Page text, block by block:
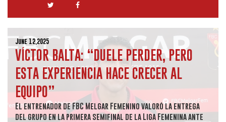
June 12,2025
VÍCTOR BALTA: “DUELE PERDER, PERO
ESTA EXPERIENCIA HACE CRECER AL
EQUIPO”
El entrenador de FBC Melgar Femenino valoró la entrega
del grupo en la primera semifinal de la Liga Femenina ante